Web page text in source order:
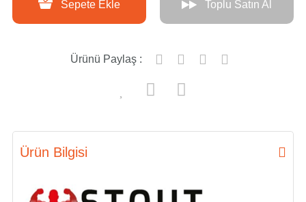
Sepete Ekle Toplu Satın Al
Ürünü Paylaş :
Ürün Bilgisi